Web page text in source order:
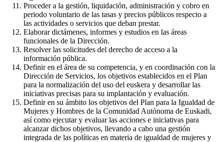
Proceder a la gestión, liquidación, administración y cobro en
periodo voluntario de las tasas y precios públicos respecto a
las actividades o servicios que deban prestar.
Elaborar dictámenes, informes y estudios en las áreas
funcionales de la Dirección.
Resolver las solicitudes del derecho de acceso a la
información pública.
Definir en el área de su competencia, y en coordinación con la
Dirección de Servicios, los objetivos establecidos en el Plan
para la normalización del uso del euskera y desarrollar las
iniciativas precisas para su implantación y evaluación.
Definir en su ámbito los objetivos del Plan para la Igualdad de
Mujeres y Hombres de la Comunidad Autónoma de Euskadi,
así como ejecutar y evaluar las acciones e iniciativas para
alcanzar dichos objetivos, llevando a cabo una gestión
integrada de las políticas en materia de igualdad de mujeres y